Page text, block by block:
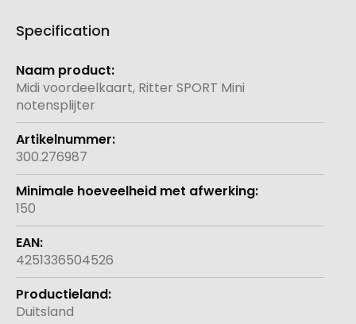
Specification
Meer
informatie
Midi voordeelkaart, Ritter SPORT Mini
notensplijter
300.276987
150
4251336504526
Duitsland